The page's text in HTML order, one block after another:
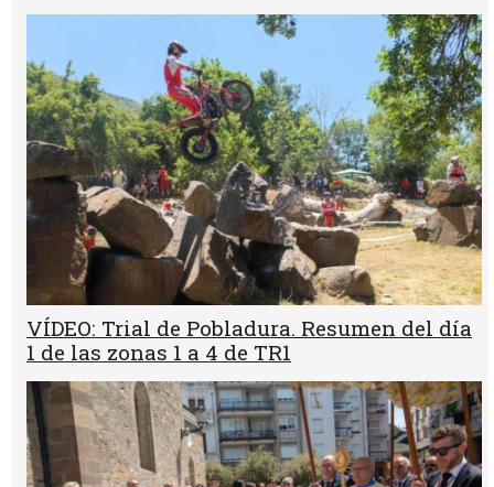
VÍDEO: Trial de Pobladura. Resumen del día
1 de las zonas 1 a 4 de TR1